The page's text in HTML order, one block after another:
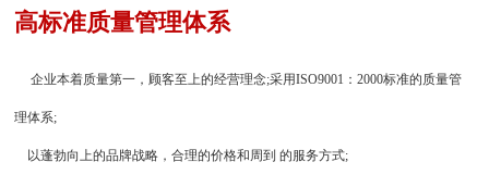
高标准质量管理体系
企业本着质量第一，顾客至上的经营理念;采用ISO9001：2000标准的质量管
理体系;
以蓬勃向上的品牌战略，合理的价格和周到 的服务方式;